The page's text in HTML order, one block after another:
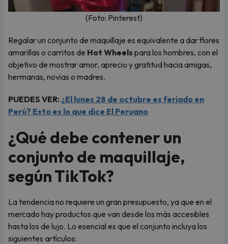
(Foto: Pinterest)
Regalar un conjunto de maquillaje es equivalente a dar flores
amarillas o carritos de Hot Wheels para los hombres, con el
objetivo de mostrar amor, aprecio y gratitud hacia amigas,
hermanas, novias o madres.
PUEDES VER: ¿El lunes 28 de octubre es feriado en
Perú? Esto es lo que dice El Peruano
¿Qué debe contener un
conjunto de maquillaje,
según TikTok?
La tendencia no requiere un gran presupuesto, ya que en el
mercado hay productos que van desde los más accesibles
hasta los de lujo. Lo esencial es que el conjunto incluya los
siguientes artículos: